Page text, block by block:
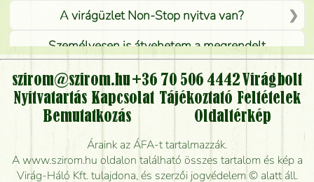
A virágüzlet Non-Stop nyitva van?
Személyesen is átvehetem a megrendelt
virágcsokrot, vagy csak virágküldéssel, kiszállítással
kérhető?
Vidékre is lehet rendelni?
Meddig rendelhetek virágküldést úgy, hogy még ma
kiszállítsák?
szirom@szirom.hu +36 70 506 4442 Virágbolt
Nyitvatartás Kapcsolat Tájékoztató Feltételek
Bemutatkozás
Oldaltérkép
Áraink az ÁFA-t tartalmazzák.
A www.szirom.hu oldalon található összes tartalom és kép a
Virág-Háló Kft. tulajdona, és szerzői jogvédelem © alatt áll.